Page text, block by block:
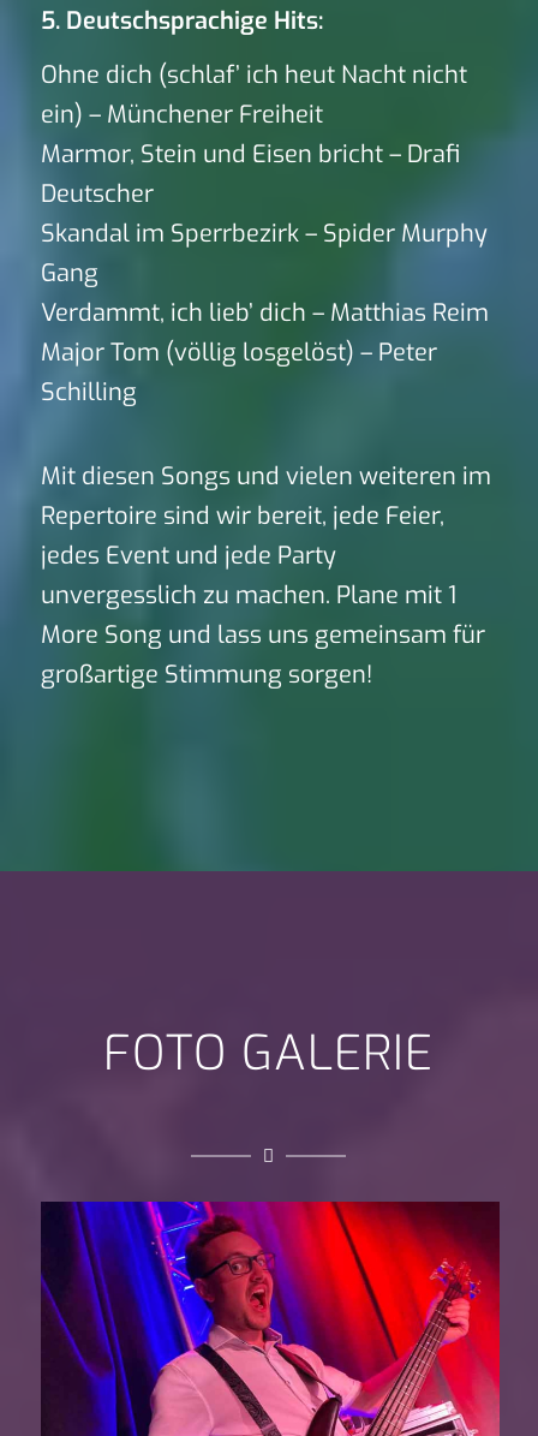
5. Deutschsprachige Hits:
Ohne dich (schlaf’ ich heut Nacht nicht
ein) – Münchener Freiheit
Marmor, Stein und Eisen bricht – Drafi
Deutscher
Skandal im Sperrbezirk – Spider Murphy
Gang
Verdammt, ich lieb’ dich – Matthias Reim
Major Tom (völlig losgelöst) – Peter
Schilling
Mit diesen Songs und vielen weiteren im
Repertoire sind wir bereit, jede Feier,
jedes Event und jede Party
unvergesslich zu machen. Plane mit 1
More Song und lass uns gemeinsam für
großartige Stimmung sorgen!
FOTO GALERIE